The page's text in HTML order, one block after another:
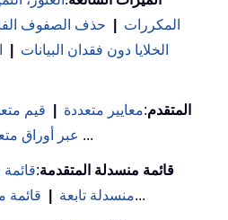
المكررات
حذف الصفوف
الخلايا دون فقدان البيانات
بحث VLookup المتقدم:معايير متعددة قيم
عبر أوراق ...
قائمة منسدلة المتقدمة:
منسدلة تابعة
قائمة ...